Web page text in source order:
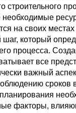
строительного
необходимые
на своих
который
процесса.
все
важный
сроков
факторы,